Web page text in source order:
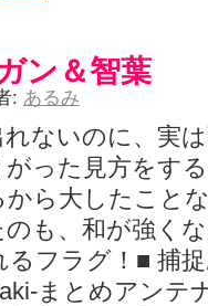
ン＆智葉
: あるみ
ないのに、実
がった見方をす
ら大したこと
も、和が強く
フラグ！■ 捕
まとめアンテ